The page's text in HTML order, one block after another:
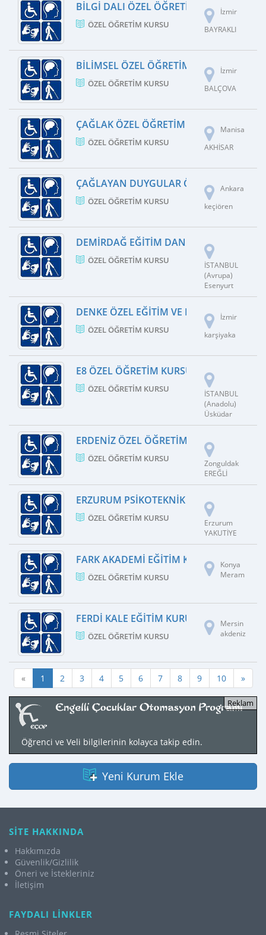
BILGI DALI ÖZEL ÖĞRETIM KURSU
ÖZEL ÖĞRETIM KURSU
İzmir
BAYRAKLI
BILIMSEL ÖZEL ÖĞRETIM KURSU
ÖZEL ÖĞRETIM KURSU
İzmir
BALÇOVA
ÇAĞLAK ÖZEL ÖĞRETIM KURSU
ÖZEL ÖĞRETIM KURSU
Manisa
AKHİSAR
ÇAĞLAYAN DUYGULAR ÖZEL EĞITIM VE
ÖZEL ÖĞRETIM KURSU
Ankara
keçiören
DEMIRDAĞ EĞITIM DANIŞMANLIK
ÖZEL ÖĞRETIM KURSU
İSTANBUL
(Avrupa)
Esenyurt
DENKE ÖZEL EĞITIM VE
ÖZEL ÖĞRETIM KURSU
İzmir
karşiyaka
E8 ÖZEL ÖĞRETIM KURSU
ÖZEL ÖĞRETIM KURSU
İSTANBUL
(Anadolu)
Üsküdar
ERDENIZ ÖZEL ÖĞRETIM KURSU
ÖZEL ÖĞRETIM KURSU
Zonguldak
EREĞLİ
ERZURUM PSIKOTEKNIK
ÖZEL ÖĞRETIM KURSU
Erzurum
YAKUTİYE
FARK AKADEMI EĞITIM KURUMLARI
ÖZEL ÖĞRETIM KURSU
Konya
Meram
FERDI KALE EĞITIM KURUMLARI
ÖZEL ÖĞRETIM KURSU
Mersin
akdeniz
« 1 2 3 4 5 6 7 8 9 10 »
Öğrenci ve Veli bilgilerinin kolayca takip edin.
Yeni Kurum Ekle
SİTE HAKKINDA
Hakkımızda
Güvenlik/Gizlilik
Öneri ve İstekleriniz
İletişim
FAYDALI LİNKLER